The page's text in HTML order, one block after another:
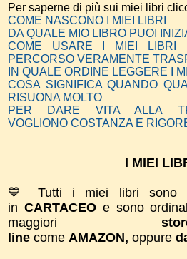
Per saperne di più sui miei libri
COME NASCONO I MIEI LIBRI
DA QUALE MIO LIBRO PUOI
COME USARE I MIEI LIBRI
PERCORSO VERAMENTE
IN QUALE ORDINE LEGGERE I
COSA SIGNIFICA QUANDO
RISUONA MOLTO
PER DARE VITA ALLA
VOGLIONO COSTANZA E
I MIEI
💙 Tutti i miei libri sono
in CARTACEO e sono
maggiori
line come AMAZON, oppure